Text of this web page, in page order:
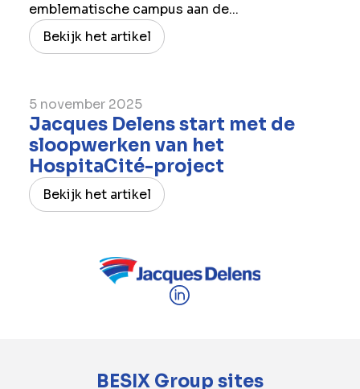
emblematische campus aan de...
Bekijk het artikel
5 november 2025
Jacques Delens start met de
sloopwerken van het
HospitaCité-project
Bekijk het artikel
BESIX Group sites